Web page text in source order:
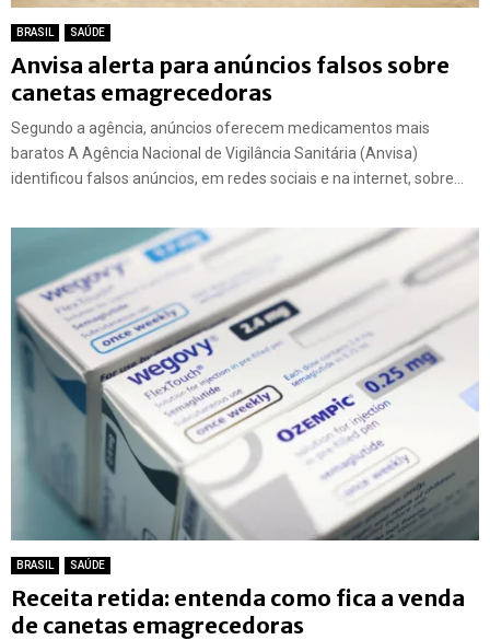
BRASIL SAÚDE
Anvisa alerta para anúncios falsos sobre
canetas emagrecedoras
Segundo a agência, anúncios oferecem medicamentos mais
baratos A Agência Nacional de Vigilância Sanitária (Anvisa)
identificou falsos anúncios, em redes sociais e na internet, sobre...
BRASIL SAÚDE
Receita retida: entenda como fica a venda
de canetas emagrecedoras